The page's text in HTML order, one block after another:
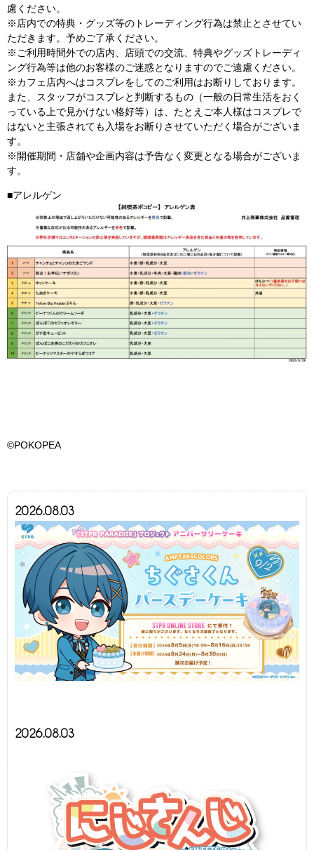
2026.08.03
2026.08.03
慮ください。
※店内での特典・グッズ等のトレーディング行為は禁止とさせてい
ただきます。予めご了承ください。
※ご利用時間外での店内、店頭での交流、特典やグッズトレーディ
ング行為等は他のお客様のご迷惑となりますのでご遠慮ください。
※カフェ店内へはコスプレをしてのご利用はお断りしております。
また、スタッフがコスプレと判断するもの（一般の日常生活をおく
っている上で見かけない格好等）は、たとえご本人様はコスプレで
はないと主張されても入場をお断りさせていただく場合がございま
す。
※開催期間・店舗や企画内容は予告なく変更となる場合がございま
す。
■アレルゲン
©POKOPEA